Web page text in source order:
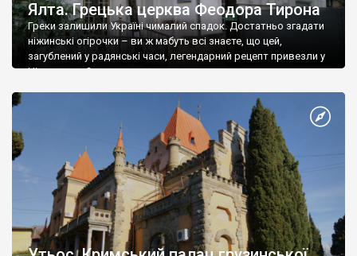
Ялта. Грецька церква Феодора Тирона
Греки залишили Україні чималий спадок. Достатньо згадати
ніжинські огірочки – ви ж мабуть всі знаєте, що цей,
загублений у радянські часи, легендарний рецепт привезли у
Ніжин греки?